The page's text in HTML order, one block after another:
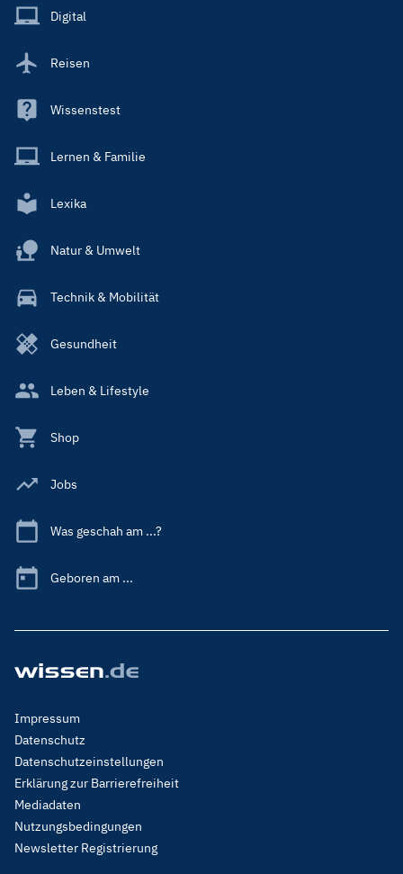
Main
Digital
Reisen
Wissenstest
Lernen & Familie
Lexika
Natur & Umwelt
Technik & Mobilität
Gesundheit
Leben & Lifestyle
Shop
Jobs
Was geschah am ...?
Geboren am ...
Footer
Menu
Legal
Impressum
Datenschutz
Datenschutzeinstellungen
Erklärung zur Barrierefreiheit
Mediadaten
Nutzungsbedingungen
Newsletter Registrierung